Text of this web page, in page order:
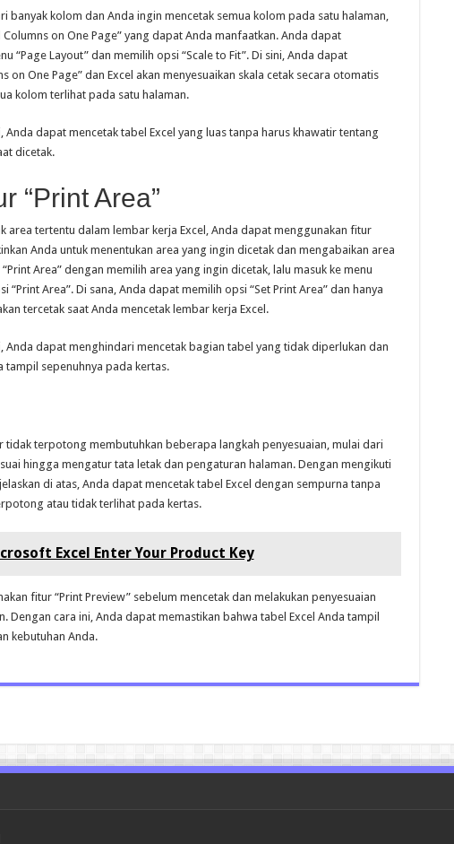
banyak kolom dan Anda ingin mencetak semua kolom pada satu halaman,
Columns on One Page” yang dapat Anda manfaatkan. Anda dapat
“Page Layout” dan memilih opsi “Scale to Fit”. Di sini, Anda dapat
on One Page” dan Excel akan menyesuaikan skala cetak secara otomatis
kolom terlihat pada satu halaman.
dapat mencetak tabel Excel yang luas tanpa harus khawatir tentang
dicetak.
“Print Area”
area tertentu dalam lembar kerja Excel, Anda dapat menggunakan fitur
Anda untuk menentukan area yang ingin dicetak dan mengabaikan area
Area” dengan memilih area yang ingin dicetak, lalu masuk ke menu
“Print Area”. Di sana, Anda dapat memilih opsi “Set Print Area” dan hanya
tercetak saat Anda mencetak lembar kerja Excel.
Anda dapat menghindari mencetak bagian tabel yang tidak diperlukan dan
tampil sepenuhnya pada kertas.
tidak terpotong membutuhkan beberapa langkah penyesuaian, mulai dari
hingga mengatur tata letak dan pengaturan halaman. Dengan mengikuti
di atas, Anda dapat mencetak tabel Excel dengan sempurna tanpa
atau tidak terlihat pada kertas.
Excel Enter Your Product Key
fitur “Print Preview” sebelum mencetak dan melakukan penyesuaian
Dengan cara ini, Anda dapat memastikan bahwa tabel Excel Anda tampil
kebutuhan Anda.